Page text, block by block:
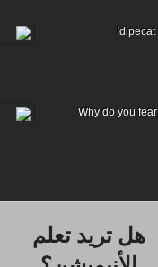
[??English] Why do you fear